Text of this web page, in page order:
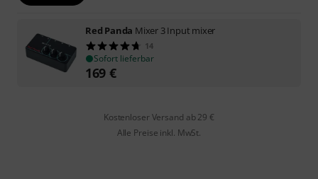
Red Panda Mixer 3 Input mixer
14
Sofort lieferbar
169 €
Kostenloser Versand ab 29 €
Alle Preise inkl. MwSt.